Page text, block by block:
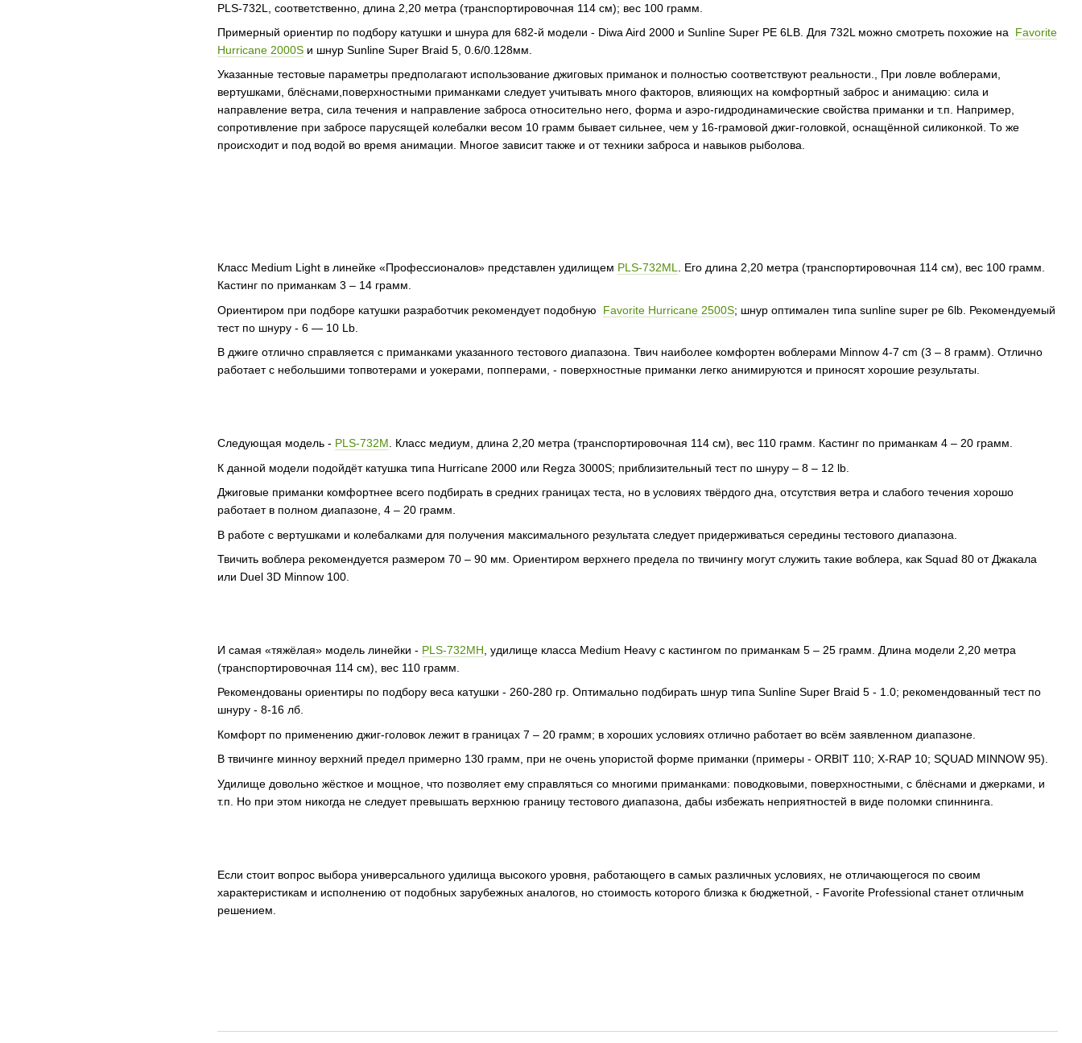
PLS-732L, соответственно, длина 2,20 метра (транспортировочная 114 см); вес 100 грамм.
Примерный ориентир по подбору катушки и шнура для 682-й модели - Diwa Aird 2000 и Sunline Super PE 6LB. Для 732L можно смотреть похожие на Favorite
Hurricane 2000S и шнур Sunline Super Braid 5, 0.6/0.128мм.
Указанные тестовые параметры предполагают использование джиговых приманок и полностью соответствуют реальности., При ловле воблерами,
вертушками, блёснами,поверхностными приманками следует учитывать много факторов, влияющих на комфортный заброс и анимацию: сила и
направление ветра, сила течения и направление заброса относительно него, форма и аэро-гидродинамические свойства приманки и т.п. Например,
сопротивление при забросе парусящей колебалки весом 10 грамм бывает сильнее, чем у 16-грамовой джиг-головкой, оснащённой силиконкой. То же
происходит и под водой во время анимации. Многое зависит также и от техники заброса и навыков рыболова.
Класс Medium Light в линейке «Профессионалов» представлен удилищем PLS-732ML. Его длина 2,20 метра (транспортировочная 114 см), вес 100 грамм.
Кастинг по приманкам 3 – 14 грамм.
Ориентиром при подборе катушки разработчик рекомендует подобную Favorite Hurricane 2500S; шнур оптимален типа sunline super pe 6lb. Рекомендуемый
тест по шнуру - 6 — 10 Lb.
В джиге отлично справляется с приманками указанного тестового диапазона. Твич наиболее комфортен воблерами Minnow 4-7 cm (3 – 8 грамм). Отлично
работает с небольшими топвотерами и уокерами, попперами, - поверхностные приманки легко анимируются и приносят хорошие результаты.
Следующая модель - PLS-732M. Класс медиум, длина 2,20 метра (транспортировочная 114 см), вес 110 грамм. Кастинг по приманкам 4 – 20 грамм.
К данной модели подойдёт катушка типа Hurricane 2000 или Regza 3000S; приблизительный тест по шнуру – 8 – 12 lb.
Джиговые приманки комфортнее всего подбирать в средних границах теста, но в условиях твёрдого дна, отсутствия ветра и слабого течения хорошо
работает в полном диапазоне, 4 – 20 грамм.
В работе с вертушками и колебалками для получения максимального результата следует придерживаться середины тестового диапазона.
Твичить воблера рекомендуется размером 70 – 90 мм. Ориентиром верхнего предела по твичингу могут служить такие воблера, как Squad 80 от Джакала
или Duel 3D Minnow 100.
И самая «тяжёлая» модель линейки - PLS-732MH , удилище класса Medium Heavy с кастингом по приманкам 5 – 25 грамм. Длина модели 2,20 метра
(транспортировочная 114 см), вес 110 грамм.
Рекомендованы ориентиры по подбору веса катушки - 260-280 гр. Оптимально подбирать шнур типа Sunline Super Braid 5 - 1.0; рекомендованный тест по
шнуру - 8-16 лб.
Комфорт по применению джиг-головок лежит в границах 7 – 20 грамм; в хороших условиях отлично работает во всём заявленном диапазоне.
В твичинге минноу верхний предел примерно 130 грамм, при не очень упористой форме приманки (примеры - ORBIT 110; X-RAP 10; SQUAD MINNOW 95).
Удилище довольно жёсткое и мощное, что позволяет ему справляться со многими приманками: поводковыми, поверхностными, с блёснами и джерками, и
т.п. Но при этом никогда не следует превышать верхнюю границу тестового диапазона, дабы избежать неприятностей в виде поломки спиннинга.
Если стоит вопрос выбора универсального удилища высокого уровня, работающего в самых различных условиях, не отличающегося по своим
характеристикам и исполнению от подобных зарубежных аналогов, но стоимость которого близка к бюджетной, - Favorite Professional станет отличным
решением.